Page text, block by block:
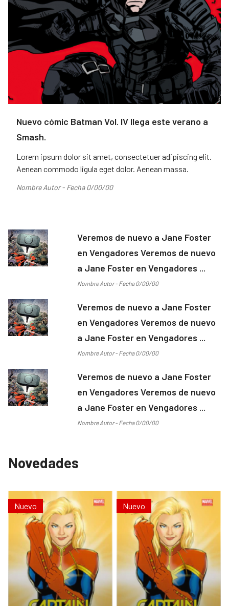
Nuevo cómic Batman Vol. IV llega este verano a
Smash.
Lorem ipsum dolor sit amet, consectetuer adipiscing elit.
Aenean commodo ligula eget dolor. Aenean massa.
Nombre Autor - Fecha 0/00/00
Veremos de nuevo a Jane Foster
en Vengadores Veremos de nuevo
a Jane Foster en Vengadores ...
Nombre Autor - Fecha 0/00/00
Veremos de nuevo a Jane Foster
en Vengadores Veremos de nuevo
a Jane Foster en Vengadores ...
Nombre Autor - Fecha 0/00/00
Veremos de nuevo a Jane Foster
en Vengadores Veremos de nuevo
a Jane Foster en Vengadores ...
Nombre Autor - Fecha 0/00/00
Novedades
Nuevo Nuevo